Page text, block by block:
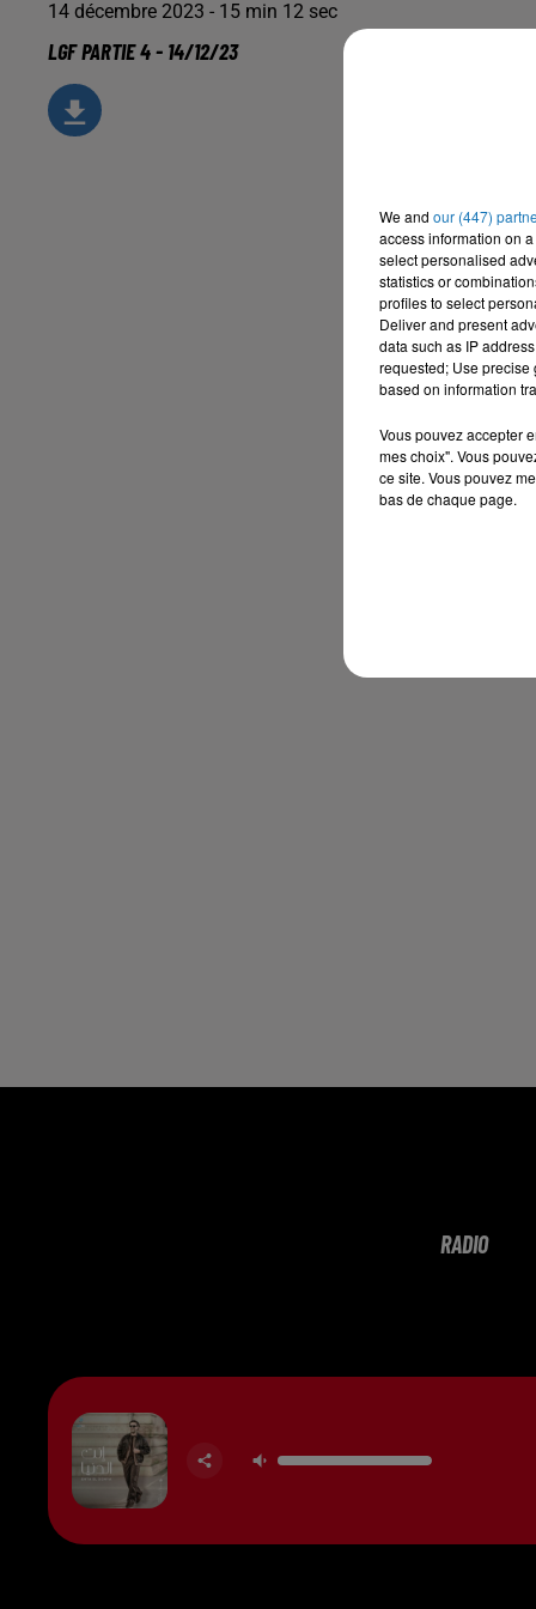
14 décembre 2023 - 15 min 12 sec
LGF PARTIE 4 - 14/12/23
RADIO
We and our (447)
access information on
select personalised
statistics or
profiles to select
Deliver and present
data such as IP
requested; Use precise
based on information
Vous pouvez accepter
mes choix". Vous
ce site. Vous pouvez
bas de chaque page.